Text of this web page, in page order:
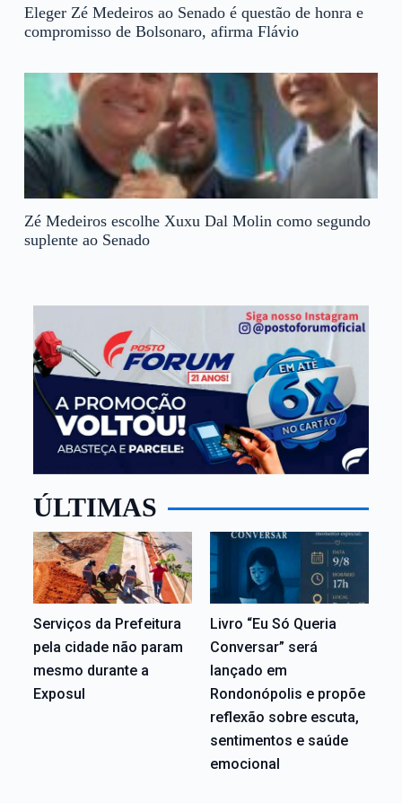
Eleger Zé Medeiros ao Senado é questão de honra e
compromisso de Bolsonaro, afirma Flávio
Zé Medeiros escolhe Xuxu Dal Molin como segundo
suplente ao Senado
ÚLTIMAS
Serviços da Prefeitura
pela cidade não param
mesmo durante a
Exposul
Livro “Eu Só Queria
Conversar” será
lançado em
Rondonópolis e propõe
reflexão sobre escuta,
sentimentos e saúde
emocional